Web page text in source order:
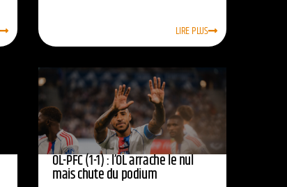
LIRE PLUS
OL-PFC (1-1) : l’OL arrache le nul
mais chute du podium